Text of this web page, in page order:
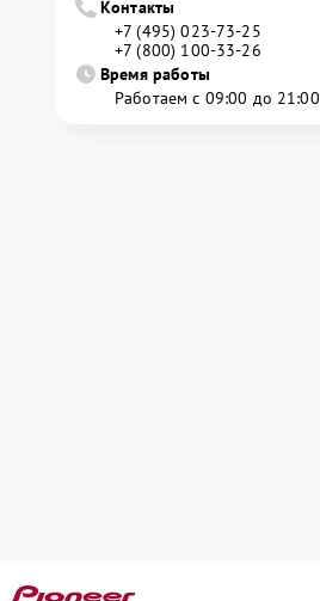
Контакты
+7 (495) 023-73-25
+7 (800) 100-33-26
Время работы
Работаем с 09:00 до 21:00